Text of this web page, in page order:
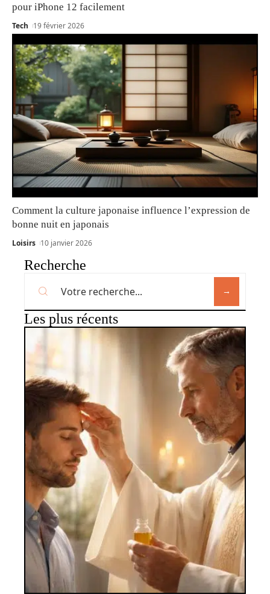
pour iPhone 12 facilement
Tech 19 février 2026
Comment la culture japonaise influence l’expression de
bonne nuit en japonais
Loisirs 10 janvier 2026
Recherche
Les plus récents